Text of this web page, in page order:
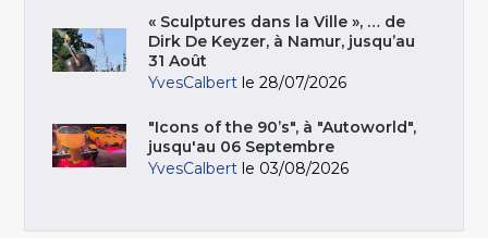
« Sculptures dans la Ville », … de
Dirk De Keyzer, à Namur, jusqu’au
31 Août
YvesCalbert le 28/07/2026
"Icons of the 90’s", à "Autoworld",
jusqu'au 06 Septembre
YvesCalbert le 03/08/2026